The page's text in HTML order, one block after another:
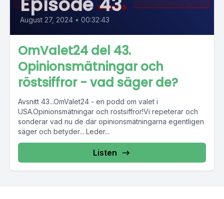
August 27, 2024 • 00:32:43
OmValet24 del 43.
Opinionsmätningar och
röstsiffror - vad säger de?
Avsnitt 43...OmValet24 - en podd om valet i
USA.Opinionsmätningar och röstsiffror!Vi repeterar och
sonderar vad nu de där opinionsmätningarna egentligen
säger och betyder... Leder...
Listen